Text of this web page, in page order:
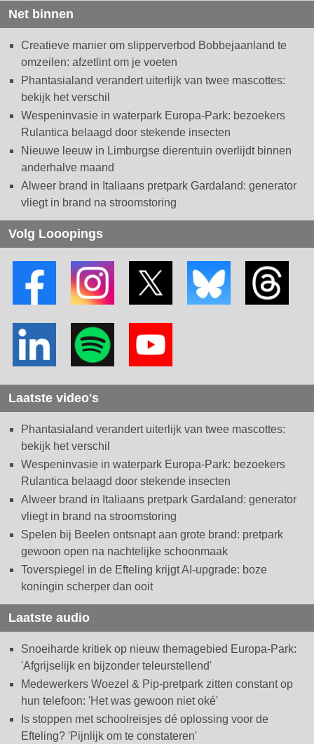
Net binnen
Creatieve manier om slipperverbod Bobbejaanland te
omzeilen: afzetlint om je voeten
Phantasialand verandert uiterlijk van twee mascottes:
bekijk het verschil
Wespeninvasie in waterpark Europa-Park: bezoekers
Rulantica belaagd door stekende insecten
Nieuwe leeuw in Limburgse dierentuin overlijdt binnen
anderhalve maand
Alweer brand in Italiaans pretpark Gardaland: generator
vliegt in brand na stroomstoring
Volg Looopings
Laatste video's
Phantasialand verandert uiterlijk van twee mascottes:
bekijk het verschil
Wespeninvasie in waterpark Europa-Park: bezoekers
Rulantica belaagd door stekende insecten
Alweer brand in Italiaans pretpark Gardaland: generator
vliegt in brand na stroomstoring
Spelen bij Beelen ontsnapt aan grote brand: pretpark
gewoon open na nachtelijke schoonmaak
Toverspiegel in de Efteling krijgt AI-upgrade: boze
koningin scherper dan ooit
Laatste audio
Snoeiharde kritiek op nieuw themagebied Europa-Park:
'Afgrijselijk en bijzonder teleurstellend'
Medewerkers Woezel & Pip-pretpark zitten constant op
hun telefoon: 'Het was gewoon niet oké'
Is stoppen met schoolreisjes dé oplossing voor de
Efteling? 'Pijnlijk om te constateren'